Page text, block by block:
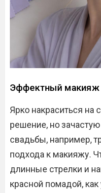
Эффектный макияж
Ярко накраситься на
решение, но
свадьбы, например,
подхода к макияжу.
длинные стрелки и
красной помадой,